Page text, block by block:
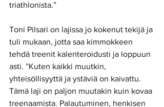
triathlonista.”
Toni Pilsari on lajissa jo kokenut tekijä ja
tuli mukaan, jotta saa kimmokkeen
tehdä treenit kalenteroidusti ja loppuun
asti. ”Kuten kaikki muutkin,
yhteisöllisyyttä ja ystäviä on kaivattu.
Tämä laji on paljon muutakin kuin kovaa
treenaamista. Palautuminen, henkisen